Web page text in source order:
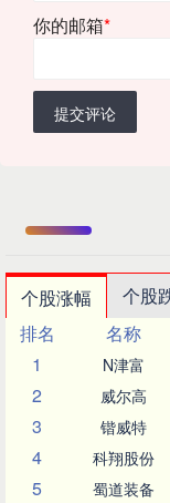
你的邮箱*
提交评论
个股涨幅 个股
排名
名称
1
N津富
2 威尔高
3 锴威特
4 科翔股份
5 蜀道装备